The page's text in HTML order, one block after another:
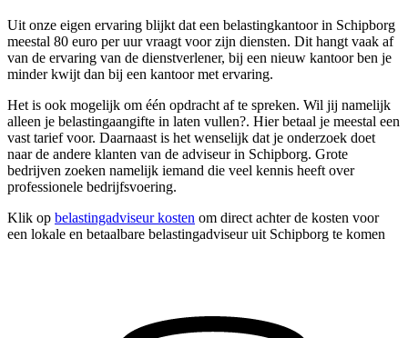
Uit onze eigen ervaring blijkt dat een belastingkantoor in Schipborg
meestal 80 euro per uur vraagt voor zijn diensten. Dit hangt vaak af
van de ervaring van de dienstverlener, bij een nieuw kantoor ben je
minder kwijt dan bij een kantoor met ervaring.
Het is ook mogelijk om één opdracht af te spreken. Wil jij namelijk
alleen je belastingaangifte in laten vullen?. Hier betaal je meestal een
vast tarief voor. Daarnaast is het wenselijk dat je onderzoek doet
naar de andere klanten van de adviseur in Schipborg. Grote
bedrijven zoeken namelijk iemand die veel kennis heeft over
professionele bedrijfsvoering.
Klik op belastingadviseur kosten om direct achter de kosten voor
een lokale en betaalbare belastingadviseur uit Schipborg te komen